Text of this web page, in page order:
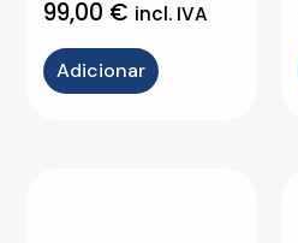
99,00 € incl. IVA
Adicionar